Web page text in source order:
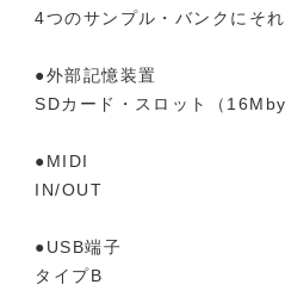
4つのサンプル・バンクにそ
●外部記憶装置
SDカード・スロット（
●MIDI
IN/OUT
●USB端子
タイプB